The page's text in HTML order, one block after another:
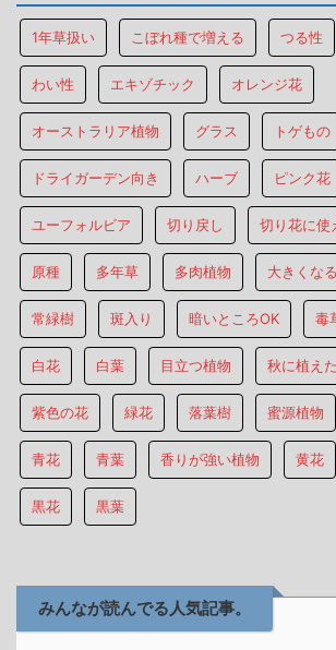
1年草扱い こぼれ種で増える つる性
わい性 エキゾチック オレンジ花
オーストラリア植物 グラス トゲもの
ドライガーデン向き ハーブ ピンク花
ユーフォルビア 切り戻し 切り花に使
原種 多年草 多肉植物 大きくなる
常緑樹 斑入り 暗いところOK 毒
白花 白葉 目立つ植物 秋に植え
紫色の花 緑花 落葉樹 蜜源植物
青花 青葉 香りが強い植物 黄花
黒花 黒葉
みんなが読んでる人気記事。